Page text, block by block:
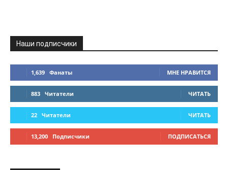
Наши подписчики
1,639 Фанаты МНЕ НРАВИТСЯ
883 Читатели ЧИТАТЬ
22 Читатели ЧИТАТЬ
13,200 Подписчики ПОДПИСАТЬСЯ